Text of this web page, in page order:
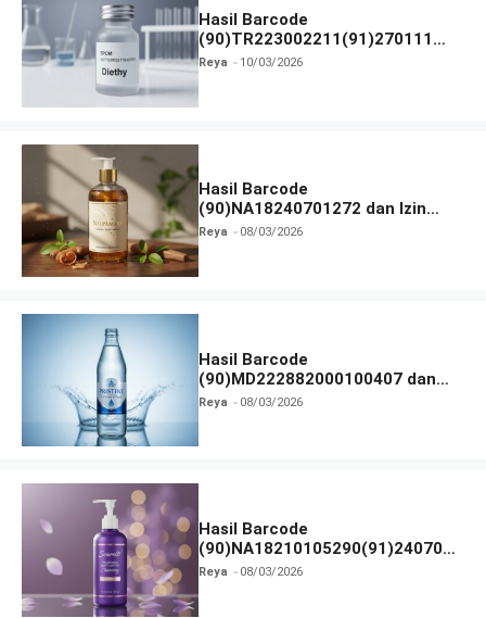
Hasil Barcode
(90)TR223002211(91)270111
dan Izin BPOM
Reya 10/03/2026
Hasil Barcode
(90)NA18240701272 dan Izin
BPOM
Reya 08/03/2026
Hasil Barcode
(90)MD222882000100407 dan
Izin BPOM
Reya 08/03/2026
Hasil Barcode
(90)NA18210105290(91)240703
dan Izin BPOM
Reya 08/03/2026